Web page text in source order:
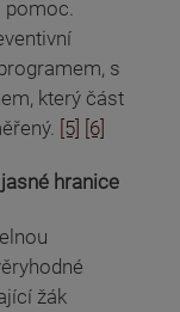
pomoc.
s
který část
[5] [6]
hranice
žák